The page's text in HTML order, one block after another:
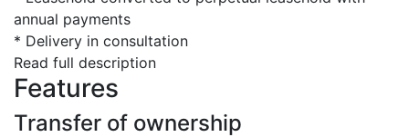
annual payments
* Delivery in consultation
Read full description
Features
Transfer of ownership